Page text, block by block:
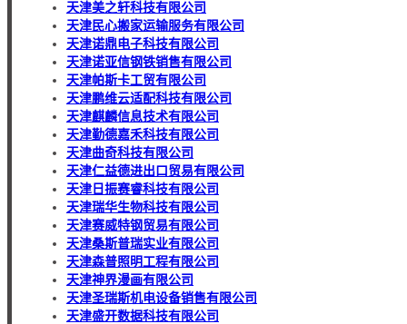
天津美之轩科技有限公司
天津民心搬家运输服务有限公司
天津诺鼎电子科技有限公司
天津诺亚信钢铁销售有限公司
天津帕斯卡工贸有限公司
天津鹏维云适配科技有限公司
天津麒麟信息技术有限公司
天津勤德嘉禾科技有限公司
天津曲奇科技有限公司
天津仁益德进出口贸易有限公司
天津日振赛睿科技有限公司
天津瑞华生物科技有限公司
天津赛威特钢贸易有限公司
天津桑斯普瑞实业有限公司
天津森普照明工程有限公司
天津神界漫画有限公司
天津圣瑞斯机电设备销售有限公司
天津盛开数据科技有限公司